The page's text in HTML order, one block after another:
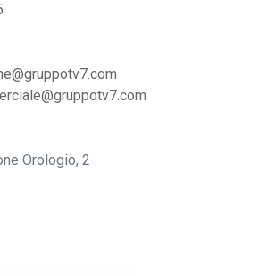
Orologio, 2